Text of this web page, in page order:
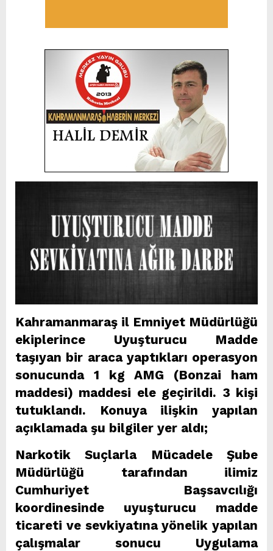
Kahramanmaraş il Emniyet Müdürlüğü
ekiplerince Uyuşturucu Madde
taşıyan bir araca yaptıkları operasyon
sonucunda 1 kg AMG (Bonzai ham
maddesi) maddesi ele geçirildi. 3 kişi
tutuklandı. Konuya ilişkin yapılan
açıklamada şu bilgiler yer aldı;
Narkotik Suçlarla Mücadele Şube
Müdürlüğü tarafından ilimiz
Cumhuriyet Başsavcılığı
koordinesinde uyuşturucu madde
ticareti ve sevkiyatına yönelik yapılan
çalışmalar sonucu Uygulama